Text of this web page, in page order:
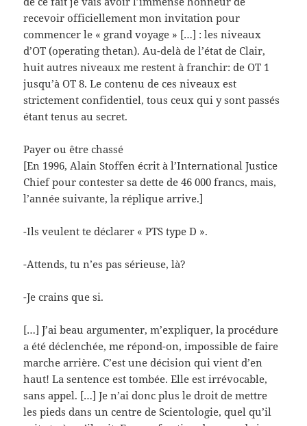
recevoir officiellement mon invitation pour
commencer le « grand voyage » […] : les niveaux
d’OT (operating thetan). Au-delà de l’état de Clair,
huit autres niveaux me restent à franchir: de OT 1
jusqu’à OT 8. Le contenu de ces niveaux est
strictement confidentiel, tous ceux qui y sont passés
étant tenus au secret.
Payer ou être chassé
[En 1996, Alain Stoffen écrit à l’International Justice
Chief pour contester sa dette de 46 000 francs, mais,
l’année suivante, la réplique arrive.]
-Ils veulent te déclarer « PTS type D ».
-Attends, tu n’es pas sérieuse, là?
-Je crains que si.
[…] J’ai beau argumenter, m’expliquer, la procédure
a été déclenchée, me répond-on, impossible de faire
marche arrière. C’est une décision qui vient d’en
haut! La sentence est tombée. Elle est irrévocable,
sans appel. […] Je n’ai donc plus le droit de mettre
les pieds dans un centre de Scientologie, quel qu’il